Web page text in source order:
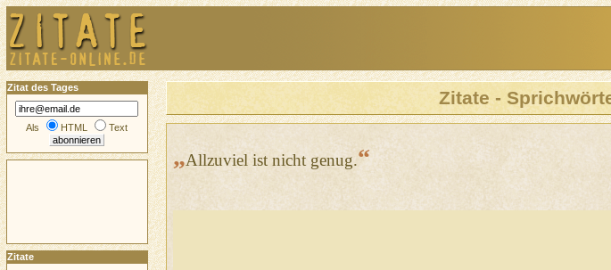
Zitate -
„Allzuviel ist nicht genug.“
Zitat des Tages
Als HTML Text
Zitate